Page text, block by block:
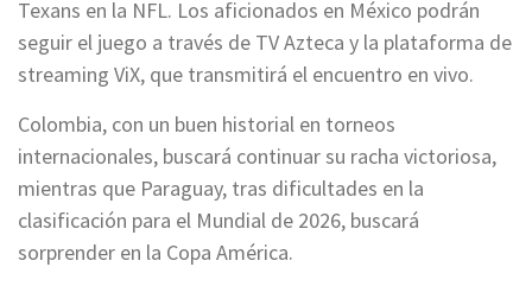
Texans en la NFL. Los aficionados en México podrán
seguir el juego a través de TV Azteca y la plataforma de
streaming ViX, que transmitirá el encuentro en vivo.
Colombia, con un buen historial en torneos
internacionales, buscará continuar su racha victoriosa,
mientras que Paraguay, tras dificultades en la
clasificación para el Mundial de 2026, buscará
sorprender en la Copa América.